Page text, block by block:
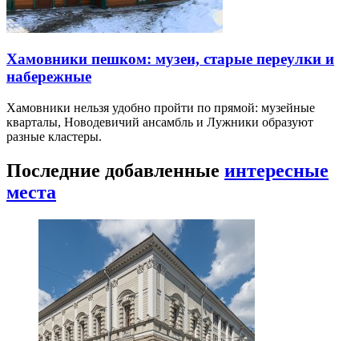
Хамовники пешком: музеи, старые переулки и
набережные
Хамовники нельзя удобно пройти по прямой: музейные
кварталы, Новодевичий ансамбль и Лужники образуют
разные кластеры.
Последние добавленные интересные
места